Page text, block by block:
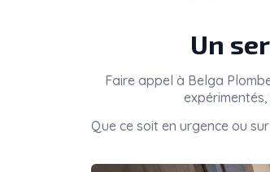
Un
Faire appel à Belga
Que ce soit en urgence ou